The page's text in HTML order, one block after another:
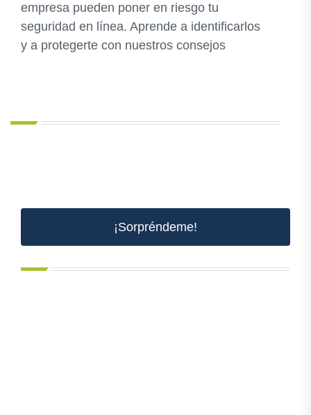
empresa pueden poner en riesgo tu
seguridad en línea. Aprende a identificarlos
y a protegerte con nuestros consejos
¡Sorpréndeme!